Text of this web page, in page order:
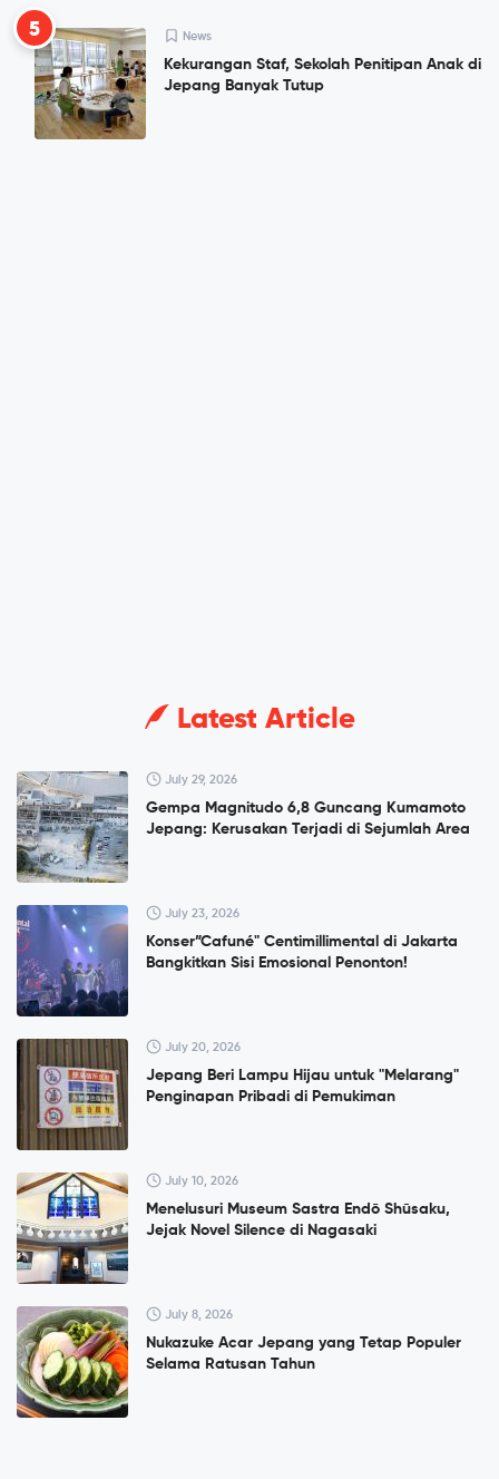
5 News
Kekurangan Staf, Sekolah Penitipan Anak di
Jepang Banyak Tutup
Latest Article
July 29, 2026
Gempa Magnitudo 6,8 Guncang Kumamoto
Jepang: Kerusakan Terjadi di Sejumlah Area
July 23, 2026
Konser”Cafuné" Centimillimental di Jakarta
Bangkitkan Sisi Emosional Penonton!
July 20, 2026
Jepang Beri Lampu Hijau untuk "Melarang"
Penginapan Pribadi di Pemukiman
July 10, 2026
Menelusuri Museum Sastra Endō Shūsaku,
Jejak Novel Silence di Nagasaki
July 8, 2026
Nukazuke Acar Jepang yang Tetap Populer
Selama Ratusan Tahun